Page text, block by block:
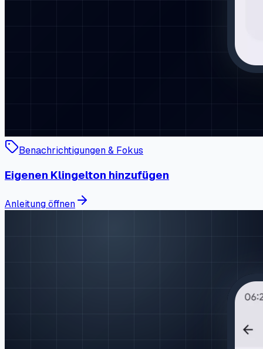
Benachrichtigungen & Fokus
Eigenen Klingelton hinzufügen
Anleitung öffnen